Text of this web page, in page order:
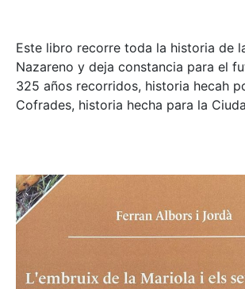
Este libro recorre toda la historia de
Nazareno y deja constancia para el
325 años recorridos, historia hecah
Cofrades, historia hecha para la